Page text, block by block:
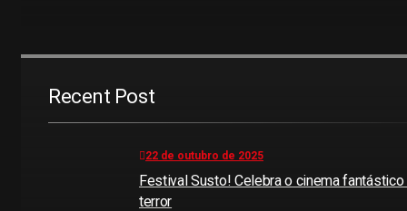
Recent Post
22 de outubro de 2025
Festival Susto! Celebra o cinema fantástico
terror